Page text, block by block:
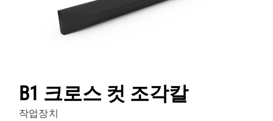
B1 크로스 컷 조각칼
작업장치